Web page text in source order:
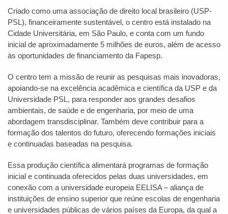
Criado como uma associação de direito local brasileiro (USP-
PSL), financeiramente sustentável, o centro está instalado na
Cidade Universitária, em São Paulo, e conta com um fundo
inicial de aproximadamente 5 milhões de euros, além de acesso
às oportunidades de financiamento da Fapesp.
O centro tem a missão de reunir as pesquisas mais inovadoras,
apoiando-se na excelência acadêmica e científica da USP e da
Universidade PSL, para responder aos grandes desafios
ambientais, de saúde e de engenharia, por meio de uma
abordagem transdisciplinar. Também deve contribuir para a
formação dos talentos do futuro, oferecendo formações iniciais
e continuadas baseadas na pesquisa.
Essa produção científica alimentará programas de formação
inicial e continuada oferecidos pelas duas universidades, em
conexão com a universidade europeia EELISA – aliança de
instituições de ensino superior que reúne escolas de engenharia
e universidades públicas de vários países da Europa, da qual a